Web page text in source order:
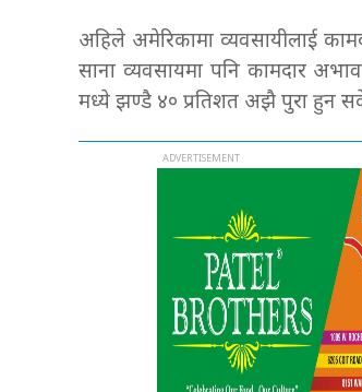
अहिले अमेरिकामा व्यवसायीलाई
साना व्यवसायमा पनि कामदार
मध्ये झण्डै ४० प्रतिशत अझै पुरा हुन